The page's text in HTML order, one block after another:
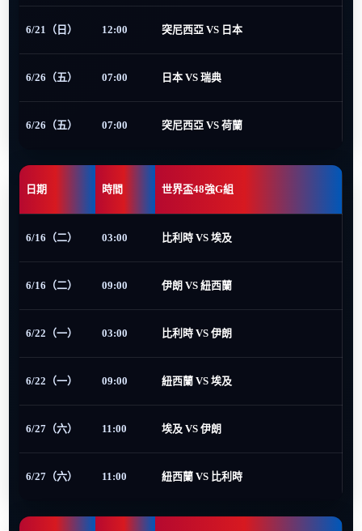
6/21（日） 12:00 突尼西亞 VS 日本
6/26（五） 07:00 日本 VS 瑞典
6/26（五） 07:00 突尼西亞 VS 荷蘭
日期 時間 世界盃48強G組
6/16（二） 03:00 比利時 VS 埃及
6/16（二） 09:00 伊朗 VS 紐西蘭
6/22（一） 03:00 比利時 VS 伊朗
6/22（一） 09:00 紐西蘭 VS 埃及
6/27（六） 11:00 埃及 VS 伊朗
6/27（六） 11:00 紐西蘭 VS 比利時